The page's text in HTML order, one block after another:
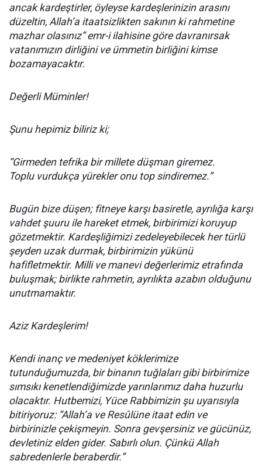
ancak kardeştirler, öyleyse kardeşlerinizin arasını
düzeltin, Allah’a itaatsizlikten sakının ki rahmetine
mazhar olasınız” emr-i ilahisine göre davranırsak
vatanımızın dirliğini ve ümmetin birliğini kimse
bozamayacaktır.
Değerli Müminler!
Şunu hepimiz biliriz ki;
“Girmeden tefrika bir millete düşman giremez.
Toplu vurdukça yürekler onu top sindiremez.”
Bugün bize düşen; fitneye karşı basiretle, ayrılığa karşı
vahdet şuuru ile hareket etmek, birbirimizi koruyup
gözetmektir. Kardeşliğimizi zedeleyebilecek her türlü
şeyden uzak durmak, birbirimizin yükünü
hafifletmektir. Milli ve manevi değerlerimiz etrafında
buluşmak; birlikte rahmetin, ayrılıkta azabın olduğunu
unutmamaktır.
Aziz Kardeşlerim!
Kendi inanç ve medeniyet köklerimize
tutunduğumuzda, bir binanın tuğlaları gibi birbirimize
sımsıkı kenetlendiğimizde yarınlarımız daha huzurlu
olacaktır. Hutbemizi, Yüce Rabbimizin şu uyarısıyla
bitiriyoruz: “Allah’a ve Resûlüne itaat edin ve
birbirinizle çekişmeyin. Sonra gevşersiniz ve gücünüz,
devletiniz elden gider. Sabırlı olun. Çünkü Allah
sabredenlerle beraberdir.”